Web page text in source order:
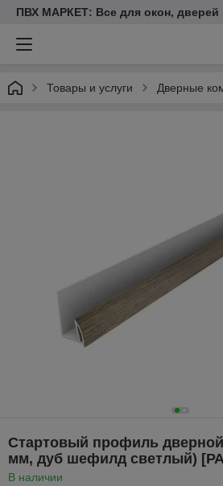
ПВХ МАРКЕТ: Все для окон, дверей
Товары и услуги Дверные
Стартовый профиль дверной
мм, дуб шефилд светлый)
В наличии